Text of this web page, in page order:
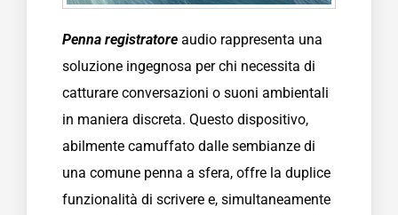
Penna registratore audio rappresenta una
soluzione ingegnosa per chi necessita di
catturare conversazioni o suoni ambientali
in maniera discreta. Questo dispositivo,
abilmente camuffato dalle sembianze di
una comune penna a sfera, offre la duplice
funzionalità di scrivere e, simultaneamente